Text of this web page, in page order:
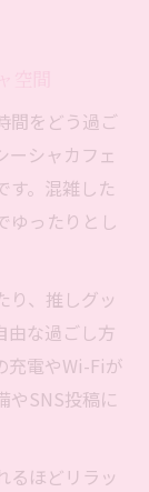
間をどう過ご
ーシャカフェ
す。混雑した
ゆったりとし
り、推しグッ
由な過ごし方
充電やWi-Fiが
やSNS投稿に
るほどリラッ